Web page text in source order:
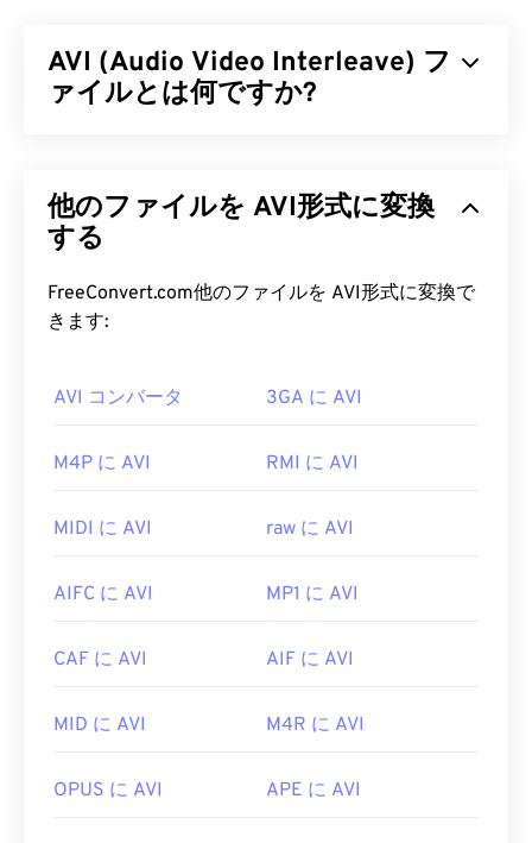
り、
ISO MPEG-4規格に準拠しています。非可逆圧
縮を採用しながらも、高い画質を維持しています。
は非常に有用なセキュリティ機能であり、特にXvid
のような
Xvid ファイルを開くにはどうすれ
オープンソース ソフトウェアであるXvidは、ほぼす
DivXはXvidをPC向けに開発しましたが、Mac OS
しては、VLCメディアプレーヤー や MPlayer
る無料のサードパーティ製ツールと互換性がありま
開発元: DivX
初回リリース:
AVI (Audio Video Interleave) フ
ァイルとは何ですか?
す。AVIは 、リソース交換ファイル形式（RIFF） の
後継です。サードパーティ製プログラムのサポート
メニュー、ストリーミング、添付ファイル、3Dコ
ンテナをサポートできます。
ばいいですか?
Microsoftは、ダウンロード可能な無料の
方法は、オペレーティングシステムと互換性のある
バージョンの
Microsoft Windows Media Playerを
す。AVIファイルが開かない場合は、
開発元:
初回リリース:
他のファイルを AVI形式に変換
する
FreeConvert.com他のファイルを AVI形式に変換で
きます:
AVI コンバータ 3GA に AVI
M4P に AVI RMI に AVI
MIDI に AVI raw に AVI
AIFC に AVI MP1 に AVI
CAF に AVI AIF に AVI
MID に AVI M4R に AVI
OPUS に AVI APE に AVI